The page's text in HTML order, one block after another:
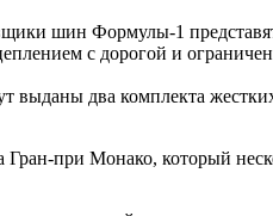
шин Формулы-1
с дорогой и
выданы два комплекта
при Монако, который